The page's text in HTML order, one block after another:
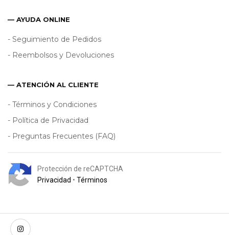
— AYUDA ONLINE
- Seguimiento de Pedidos
- Reembolsos y Devoluciones
— ATENCIÓN AL CLIENTE
- Términos y Condiciones
- Política de Privacidad
- Preguntas Frecuentes (FAQ)
Protección de reCAPTCHA
Privacidad • Términos